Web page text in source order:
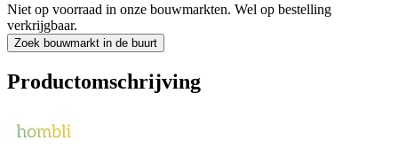
Niet op voorraad in onze bouwmarkten. Wel op bestelling
verkrijgbaar.
Zoek bouwmarkt in de buurt
Productomschrijving